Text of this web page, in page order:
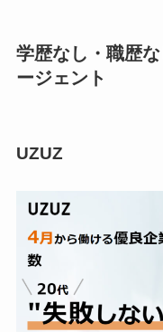
学歴なし・職歴
ージェント
UZUZ